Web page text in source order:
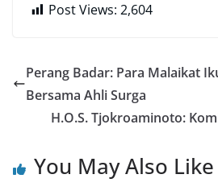
Post Views: 2,604
Perang Badar: Para Malaikat
Bersama Ahli Surga
H.O.S. Tjokroaminoto:
You May Also Like